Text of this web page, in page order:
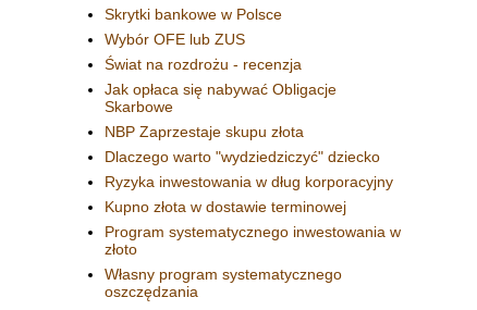
Skrytki bankowe w Polsce
Wybór OFE lub ZUS
Świat na rozdrożu - recenzja
Jak opłaca się nabywać Obligacje
Skarbowe
NBP Zaprzestaje skupu złota
Dlaczego warto "wydziedziczyć" dziecko
Ryzyka inwestowania w dług korporacyjny
Kupno złota w dostawie terminowej
Program systematycznego inwestowania w
złoto
Własny program systematycznego
oszczędzania